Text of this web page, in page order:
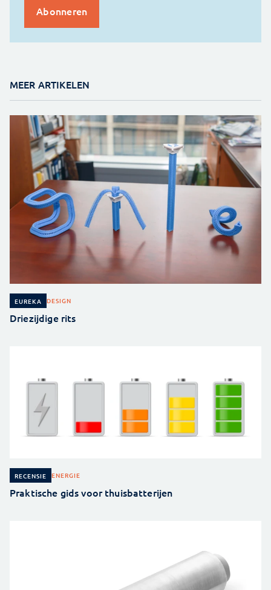
MEER ARTIKELEN
EUREKA DESIGN
Driezijdige rits
RECENSIE ENERGIE
Praktische gids voor thuisbatterijen